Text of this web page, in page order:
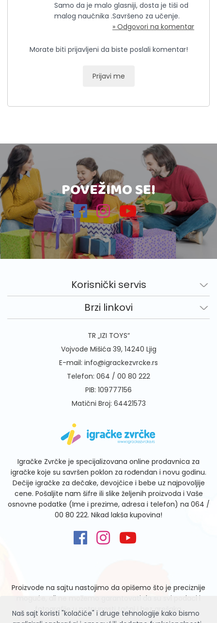
Naš sajt koristi "kolačiće" i druge tehnologije kako bismo
Samo da je malo glasniji, dosta je tiši od
malog naučnika .Savršeno za učenje.
» Odgovori na komentar
Morate biti prijavljeni da biste poslali komentar!
Prijavi me
POVEŽIMO SE!
Korisnički servis
Brzi linkovi
TR „IZI TOYS“
Vojvode Mišića 39, 14240 Ljig
E-mail: info@igrackezvrcke.rs
Telefon: 064 / 00 80 222
PIB: 109777156
Matični Broj: 64421573
Igračke Zvrčke je specijalizovana online prodavnica za
igračke koje su savršen poklon za rođendan i novu godinu.
Dečije igračke za dečake, devojčice i bebe uz najpovoljije
cene. Pošaljite nam šifre ili slike željenih proizvoda i Vaše
osnovne podatke (Ime i prezime, adresa i telefon) na 064 /
00 80 222. Nikad lakša kupovina!
Proizvode na sajtu nastojimo da opišemo što je preciznije
moguće, ali ne možemo garantovati da su svi podaci i
fotografije u potpunosti tačni i bez grešaka.